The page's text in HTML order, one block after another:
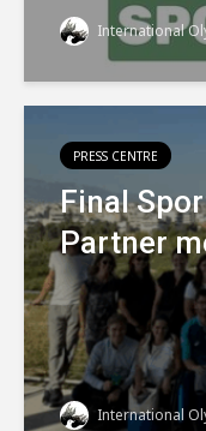
International
PRESS CENTRE
Final
Partner
International